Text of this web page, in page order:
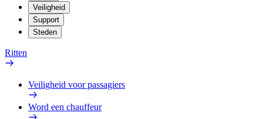
Veiligheid
Support
Steden
Ritten
Veiligheid voor passagiers
Word een chauffeur